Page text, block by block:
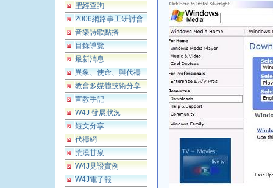
聖經查詢
2006網路事工研討會
音樂詩歌點播
目錄導覽
最新消息
異象、使命、與代禱
教會多媒體技術分享
宣教手記
W4J 發展狀況
短文分享
代禱網
荒漠甘泉
W4J見證實例
W4J電子報